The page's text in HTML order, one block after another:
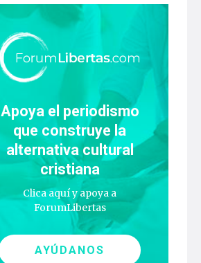
Apoya el periodismo
que construye la
alternativa cultural
cristiana
Clica aquí y apoya a
ForumLibertas
AYÚDANOS